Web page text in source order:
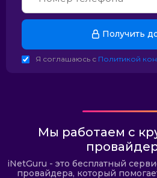
Получить
Я соглашаюсь с Политикой
Мы работаем с
iNetGuru - это бесплатный
провайдера, который